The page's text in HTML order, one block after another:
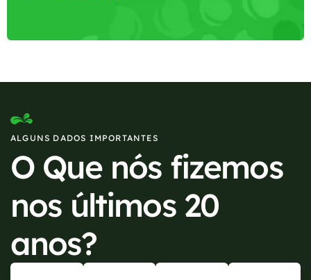
ALGUNS DADOS IMPORTANTES
O Que nós fizemos
nos últimos 20
anos?